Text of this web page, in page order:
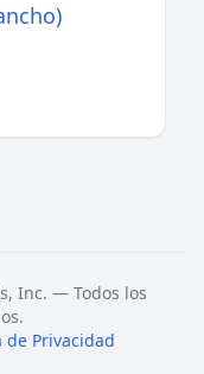
Inc. — Todos los
de Privacidad